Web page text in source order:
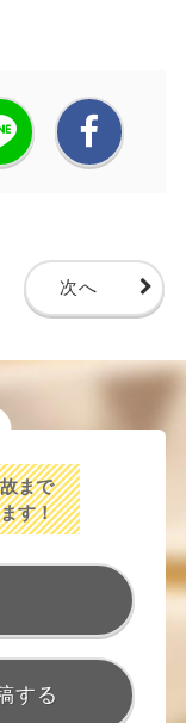
次へ
まで
す！
する